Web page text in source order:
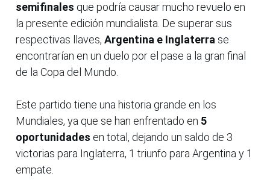
semifinales que podría causar mucho revuelo en
la presente edición mundialista. De superar sus
respectivas llaves, Argentina e Inglaterra se
encontrarían en un duelo por el pase a la gran final
de la Copa del Mundo.
Este partido tiene una historia grande en los
Mundiales, ya que se han enfrentado en 5
oportunidades en total, dejando un saldo de 3
victorias para Inglaterra, 1 triunfo para Argentina y 1
empate.